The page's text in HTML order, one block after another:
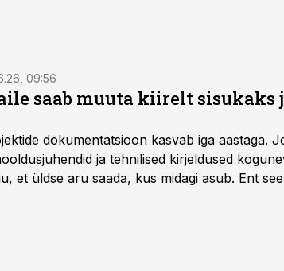
09:56
saab muuta kiirelt sisukaks
dokumentatsioon kasvab iga aastaga.
ja tehnilised kirjeldused
et üldse aru saada, kus midagi asub. Ent